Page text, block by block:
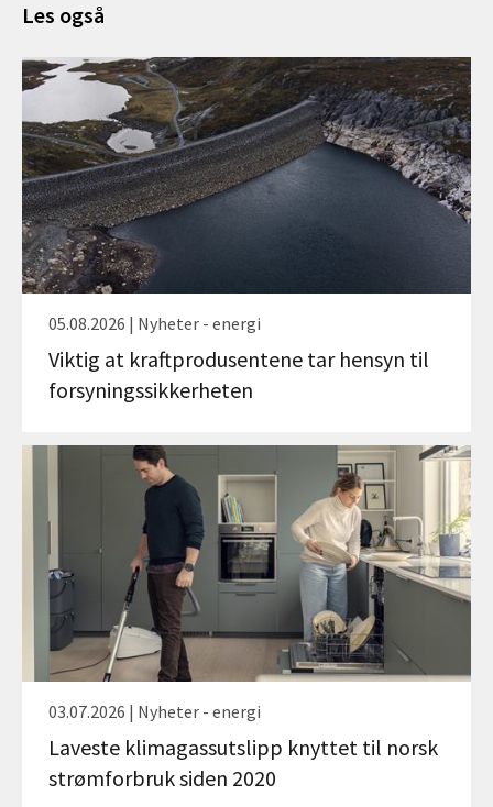
Les også
05.08.2026 | Nyheter - energi
Viktig at kraftprodusentene tar hensyn til
forsyningssikkerheten
03.07.2026 | Nyheter - energi
Laveste klimagassutslipp knyttet til norsk
strømforbruk siden 2020